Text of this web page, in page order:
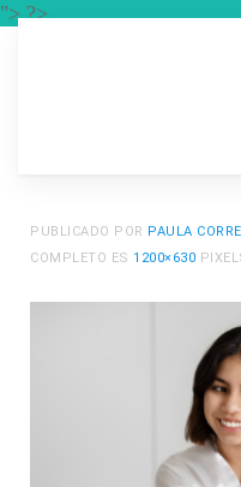
"> ?>
PUBLICADO POR PAULA
COMPLETO ES 1200×630